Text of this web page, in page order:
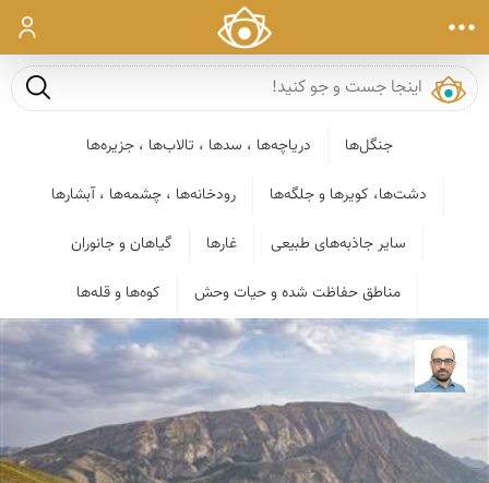
ورود
جست و
جنگل‌ها دریاچه‌ها ، سدها ، تالاب‌ها ، جزیره‌ها
دشت‌ها، کویرها و جلگه‌ها رودخانه‌ها ، چشمه‌ها ، آبشارها
سایر جاذبه‌های طبیعی غارها گیاهان و جانوران
مناطق حفاظت شده و حیات وحش کوه‌ها و قله‌ها